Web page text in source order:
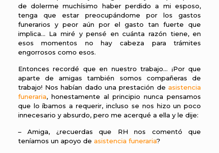
de dolerme muchísimo haber perdido a mi esposo,
tenga que estar preocupándome por los gastos
funerarios y peor aún por el gasto tan fuerte que
implica… La miré y pensé en cuánta razón tiene, en
esos momentos no hay cabeza para trámites
engorrosos como esos.
Entonces recordé que en nuestro trabajo… ¡Por que
aparte de amigas también somos compañeras de
trabajo! Nos habían dado una prestación deasistencia
funeraria, honestamente al principio nunca pensamos
que lo íbamos a requerir, incluso se nos hizo un poco
innecesario y absurdo, pero me acerqué a ella y le dije:
– Amiga, ¿recuerdas que RH nos comentó que
teníamos un apoyo de asistencia funeraria?